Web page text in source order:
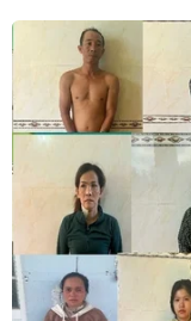
Hàng hóa, nông
ngặt trước khi